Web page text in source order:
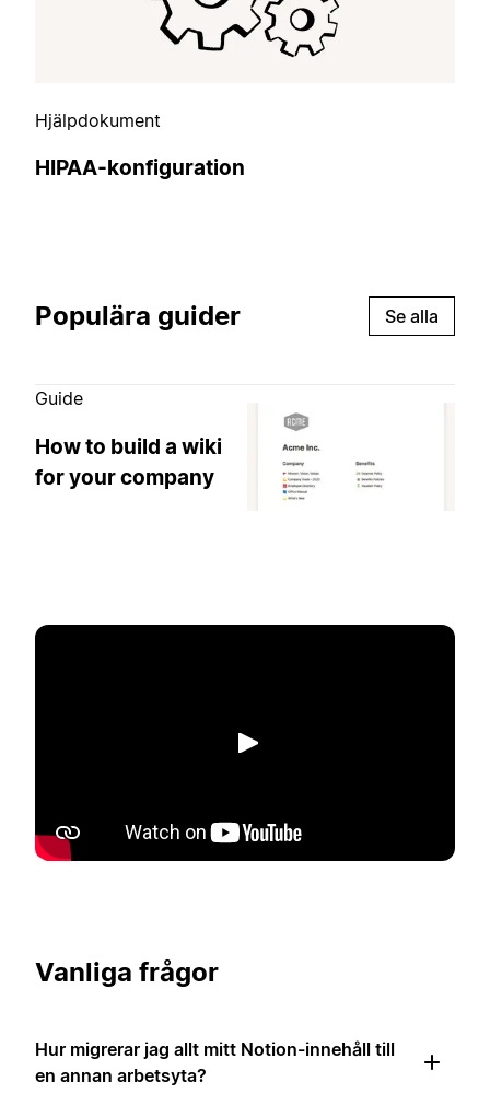
Hjälpdokument
HIPAA-konfiguration
Populära guider Se alla
Guide
How to build a wiki
for your company
Spela upp
Vanliga frågor
Hur migrerar jag allt mitt Notion-innehåll till
en annan arbetsyta?